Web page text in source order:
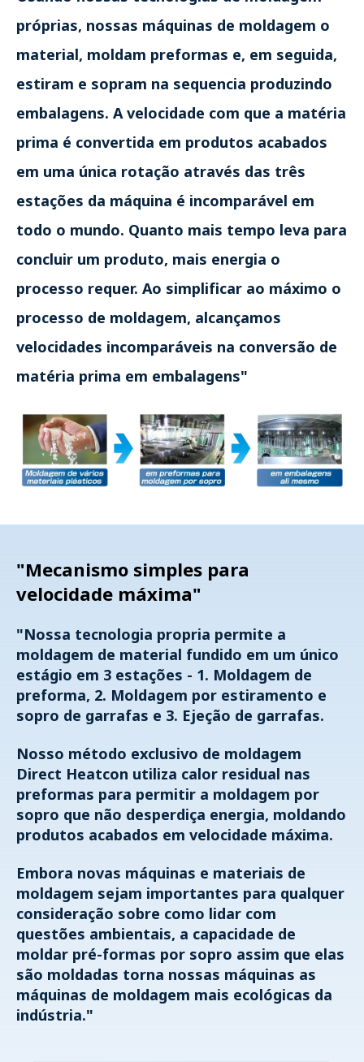
próprias, nossas máquinas de moldagem o
material, moldam preformas e, em seguida,
estiram e sopram na sequencia produzindo
embalagens. A velocidade com que a matéria
prima é convertida em produtos acabados
em uma única rotação através das três
estações da máquina é incomparável em
todo o mundo. Quanto mais tempo leva para
concluir um produto, mais energia o
processo requer. Ao simplificar ao máximo o
processo de moldagem, alcançamos
velocidades incomparáveis ​​na conversão de
matéria prima em embalagens"
"Mecanismo simples para
velocidade máxima"
"Nossa tecnologia propria permite a
moldagem de material fundido em um único
estágio em 3 estações - 1. Moldagem de
preforma, 2. Moldagem por estiramento e
sopro de garrafas e 3. Ejeção de garrafas.
Nosso método exclusivo de moldagem
Direct Heatcon utiliza calor residual nas
preformas para permitir a moldagem por
sopro que não desperdiça energia, moldando
produtos acabados em velocidade máxima.
Embora novas máquinas e materiais de
moldagem sejam importantes para qualquer
consideração sobre como lidar com
questões ambientais, a capacidade de
moldar pré-formas por sopro assim que elas
são moldadas torna nossas máquinas as
máquinas de moldagem mais ecológicas da
indústria."